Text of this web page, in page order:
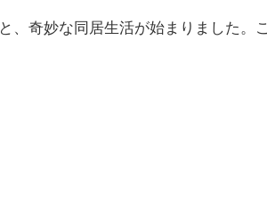
と、奇妙な同居生活が始まりました。こ